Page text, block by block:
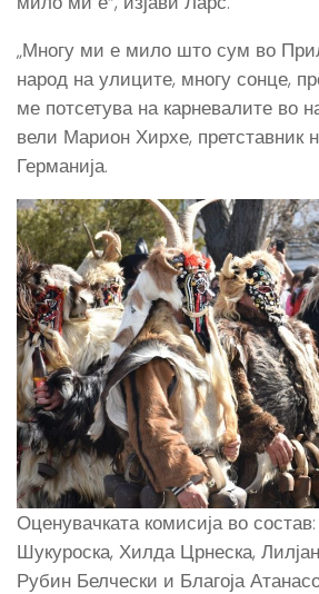
„Многу ми е мило што сум во
народ на улиците, многу сонце,
ме потсетува на карневалите во
вели Марион Хирхе, претставник
Германија.
Оценувачката комисија во
Шукуроска, Хилда Црнеска,
Рубин Белчески и Благоја